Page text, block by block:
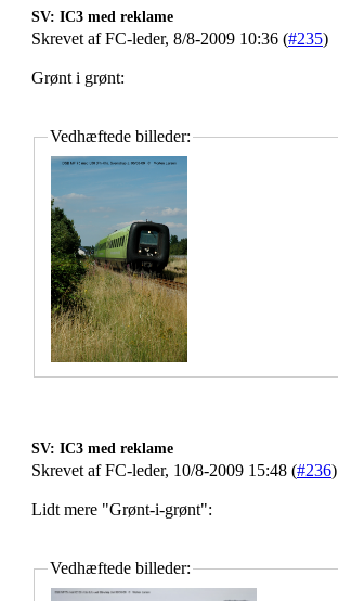
SV: IC3 med reklame
Skrevet af FC-leder, 8/8-2009 10:36 (#235)
Grønt i grønt:
Vedhæftede billeder:
SV: IC3 med reklame
Skrevet af FC-leder, 10/8-2009 15:48 (#236)
Lidt mere "Grønt-i-grønt":
Vedhæftede billeder: